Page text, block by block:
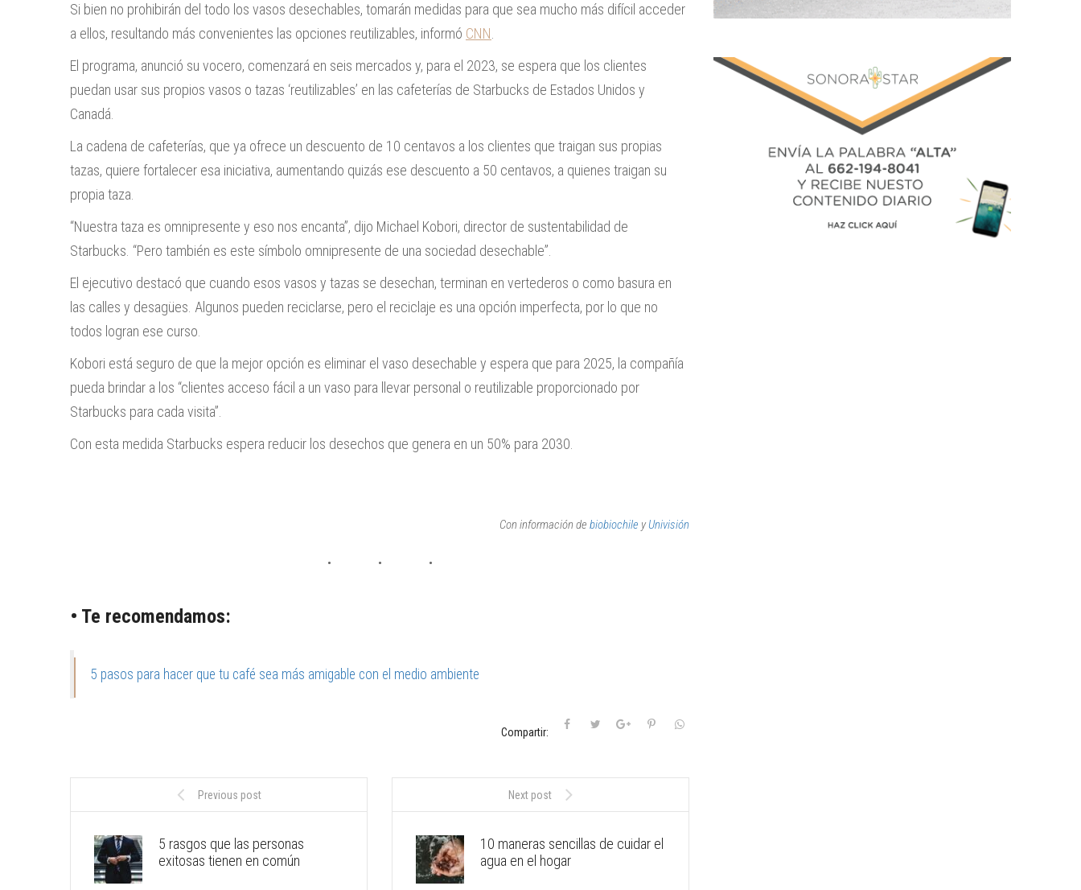
Si bien no prohibirán del todo los vasos desechables, tomarán medidas para que sea mucho más difícil acceder
a ellos, resultando más convenientes las opciones reutilizables, informó CNN.
El programa, anunció su vocero, comenzará en seis mercados y, para el 2023, se espera que los clientes
puedan usar sus propios vasos o tazas ‘reutilizables’ en las cafeterías de Starbucks de Estados Unidos y
Canadá.
La cadena de cafeterías, que ya ofrece un descuento de 10 centavos a los clientes que traigan sus propias
tazas, quiere fortalecer esa iniciativa, aumentando quizás ese descuento a 50 centavos, a quienes traigan su
propia taza.
“Nuestra taza es omnipresente y eso nos encanta”, dijo Michael Kobori, director de sustentabilidad de
Starbucks. “Pero también es este símbolo omnipresente de una sociedad desechable”.
El ejecutivo destacó que cuando esos vasos y tazas se desechan, terminan en vertederos o como basura en
las calles y desagües. Algunos pueden reciclarse, pero el reciclaje es una opción imperfecta, por lo que no
todos logran ese curso.
Kobori está seguro de que la mejor opción es eliminar el vaso desechable y espera que para 2025, la compañía
pueda brindar a los “clientes acceso fácil a un vaso para llevar personal o reutilizable proporcionado por
Starbucks para cada visita”.
Con esta medida Starbucks espera reducir los desechos que genera en un 50% para 2030.
Con información de biobiochile yUnivisión
• Te recomendamos:
5 pasos para hacer que tu café sea más amigable con el medio ambiente
Compartir:
Previous post
5 rasgos que las personas
exitosas tienen en común
Next post
10 maneras sencillas de cuidar el
agua en el hogar